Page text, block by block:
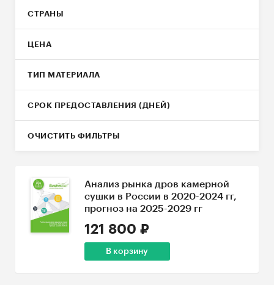
СТРАНЫ
ЦЕНА
ТИП МАТЕРИАЛА
СРОК ПРЕДОСТАВЛЕНИЯ (ДНЕЙ)
ОЧИСТИТЬ ФИЛЬТРЫ
Анализ рынка дров камерной
сушки в России в 2020-2024 гг,
прогноз на 2025-2029 гг
121 800 ₽
В корзину